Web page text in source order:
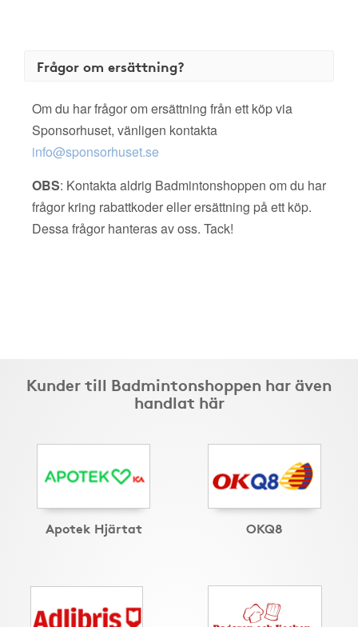
Frågor om ersättning?
Om du har frågor om ersättning från ett köp via
Sponsorhuset, vänligen kontakta
info@sponsorhuset.se
OBS: Kontakta aldrig Badmintonshoppen om du har
frågor kring rabattkoder eller ersättning på ett köp.
Dessa frågor hanteras av oss. Tack!
Kunder till Badmintonshoppen har även
handlat här
Apotek Hjärtat OKQ8